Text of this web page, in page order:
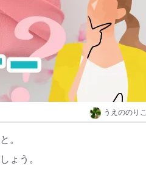
うえののりこ
。
ょう。